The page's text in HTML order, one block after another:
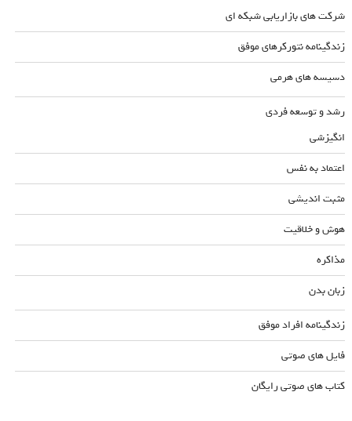
شرکت های بازاریابی شبکه ای
زندگینامه نتورکرهای موفق
دسیسه های هرمی
رشد و توسعه فردی
انگیزشی
اعتماد به نفس
مثبت اندیشی
هوش و خلاقیت
مذاکره
زبان بدن
زندگینامه افراد موفق
فایل های صوتی
کتاب های صوتی رایگان